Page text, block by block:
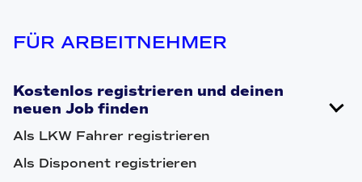
FÜR ARBEITNEHMER
Kostenlos registrieren und deinen
neuen Job finden
Als LKW Fahrer registrieren
Als Disponent registrieren